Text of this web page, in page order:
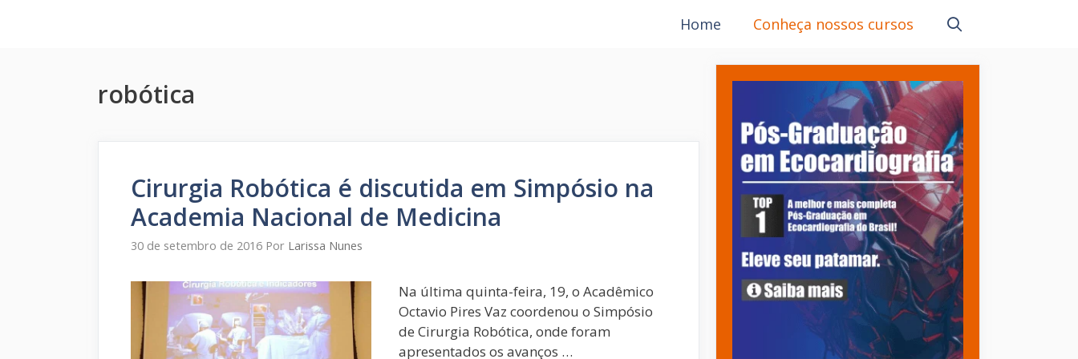
Home Conheça nossos cursos
robótica
Cirurgia Robótica é discutida em Simpósio na
Academia Nacional de Medicina
30 de setembro de 2016 Por Larissa Nunes
Na última quinta-feira, 19, o Acadêmico
Octavio Pires Vaz coordenou o Simpósio
de Cirurgia Robótica, onde foram
apresentados os avanços …